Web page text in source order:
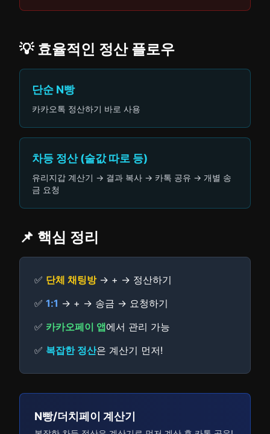
💡 효율적인 정산 플로우
단순 N빵
카카오톡 정산하기 바로 사용
차등 정산 (술값 따로 등)
유리지갑 계산기 → 결과 복사 → 카톡 공유 → 개별 송
금 요청
📌 핵심 정리
✅ 단체 채팅방→ + → 정산하기
✅ 1:1 → + → 송금 → 요청하기
✅ 카카오페이 앱에서 관리 가능
✅ 복잡한 정산은 계산기 먼저!
N빵/더치페이 계산기